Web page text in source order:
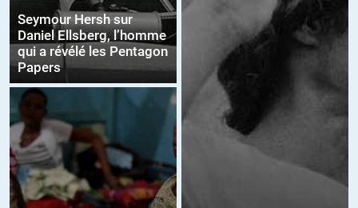
Seymour Hersh sur
Daniel Ellsberg, l’homme
qui a révélé les Pentagon
Papers